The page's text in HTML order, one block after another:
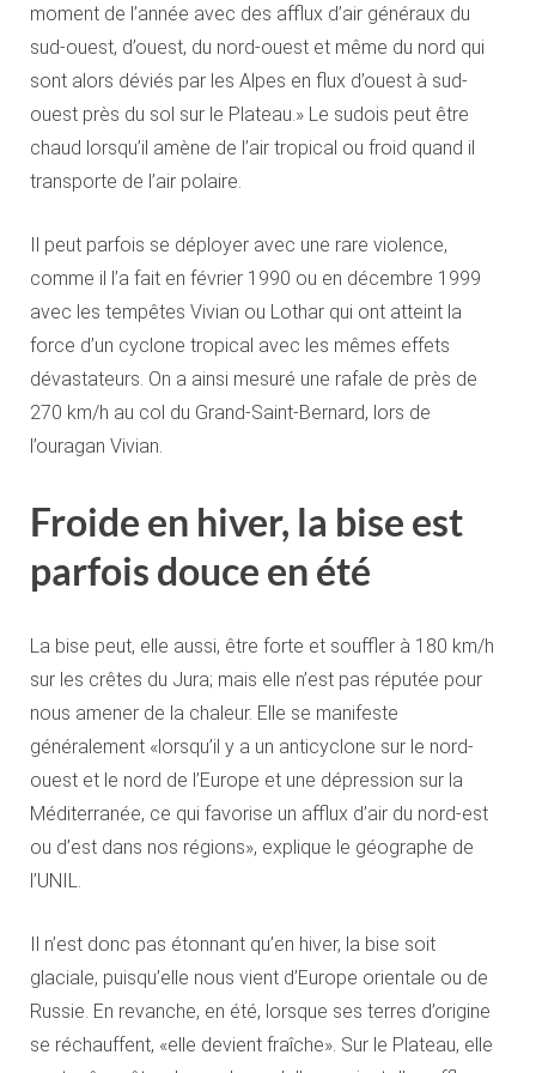
moment de l’année avec des afflux d’air généraux du
sud-ouest, d’ouest, du nord-ouest et même du nord qui
sont alors déviés par les Alpes en flux d’ouest à sud-
ouest près du sol sur le Plateau.» Le sudois peut être
chaud lorsqu’il amène de l’air tropical ou froid quand il
transporte de l’air polaire.
Il peut parfois se déployer avec une rare violence,
comme il l’a fait en février 1990 ou en décembre 1999
avec les tempêtes Vivian ou Lothar qui ont atteint la
force d’un cyclone tropical avec les mêmes effets
dévastateurs. On a ainsi mesuré une rafale de près de
270 km/h au col du Grand-Saint-Bernard, lors de
l’ouragan Vivian.
Froide en hiver, la bise est
parfois douce en été
La bise peut, elle aussi, être forte et souffler à 180 km/h
sur les crêtes du Jura; mais elle n’est pas réputée pour
nous amener de la chaleur. Elle se manifeste
généralement «lorsqu’il y a un anticyclone sur le nord-
ouest et le nord de l’Europe et une dépression sur la
Méditerranée, ce qui favorise un afflux d’air du nord-est
ou d’est dans nos régions», explique le géographe de
l’UNIL.
Il n’est donc pas étonnant qu’en hiver, la bise soit
glaciale, puisqu’elle nous vient d’Europe orientale ou de
Russie. En revanche, en été, lorsque ses terres d’origine
se réchauffent, «elle devient fraîche». Sur le Plateau, elle